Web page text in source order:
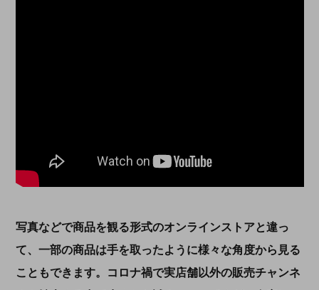
写真などで商品を観る形式のオンラインストアと違っ
て、一部の商品は手を取ったように様々な角度から見る
こともできます。コロナ禍で実店舗以外の販売チャンネ